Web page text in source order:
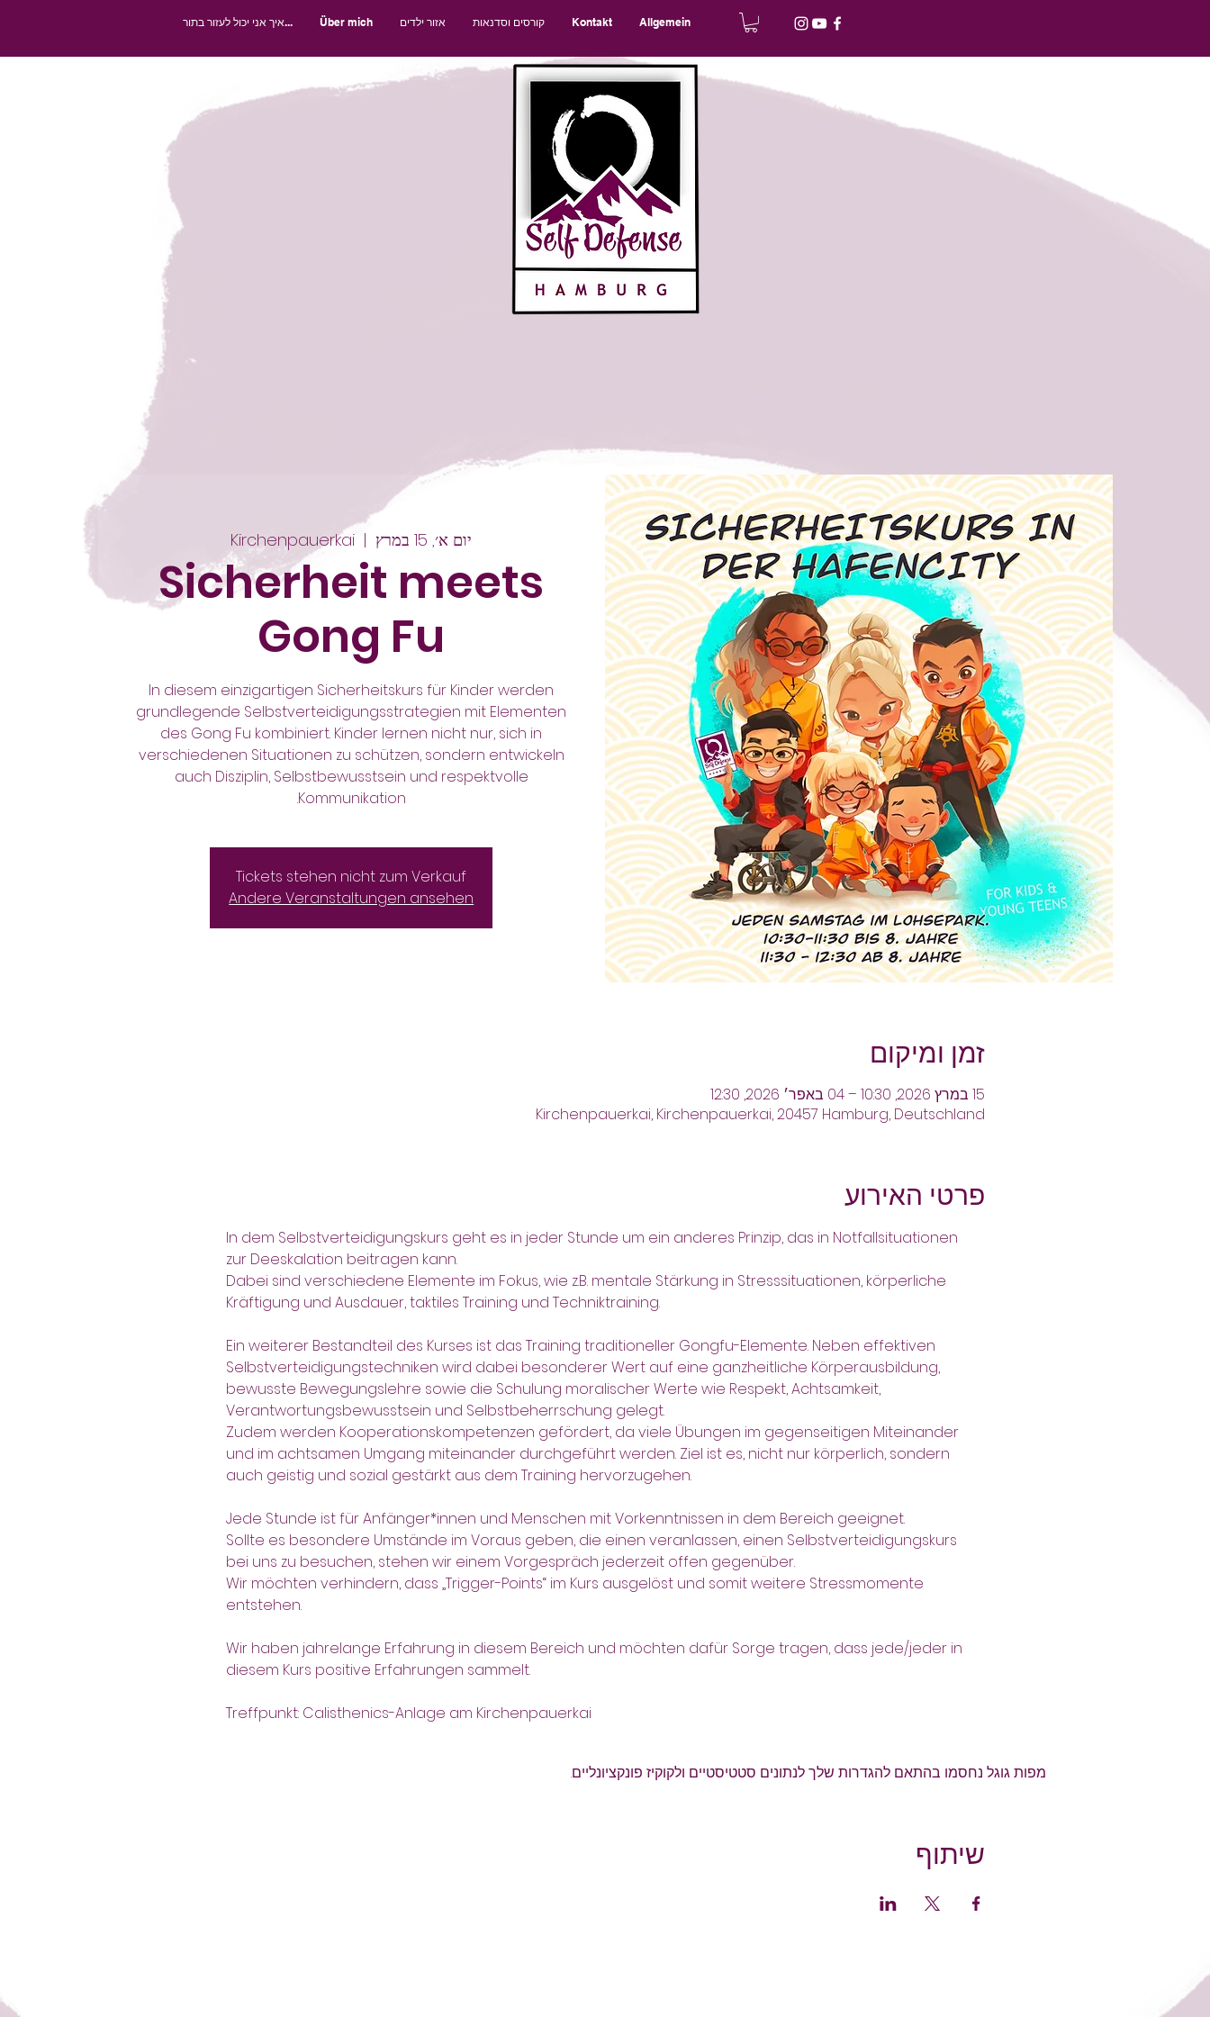
איך אני יכול לעזור בתור... Über mich אזור ילדים קורסים וסדנאות Kontakt Allgemein
יום א׳, 15 במרץ
  |
Kirchenpauerkai
Sicherheit meets
Gong Fu
In diesem einzigartigen Sicherheitskurs für Kinder werden
grundlegende Selbstverteidigungsstrategien mit Elementen
des Gong Fu kombiniert. Kinder lernen nicht nur, sich in
verschiedenen Situationen zu schützen, sondern entwickeln
auch Disziplin, Selbstbewusstsein und respektvolle
Kommunikation.
Tickets stehen nicht zum Verkauf
Andere Veranstaltungen ansehen
זמן ומיקום
15 במרץ 2026, 10:30 – 04 באפר׳ 2026, 12:30
Kirchenpauerkai, Kirchenpauerkai, 20457 Hamburg, Deutschland
פרטי האירוע
In dem Selbstverteidigungskurs geht es in jeder Stunde um ein anderes Prinzip, das in Notfallsituationen
zur Deeskalation beitragen kann.
Dabei sind verschiedene Elemente im Fokus, wie z.B. mentale Stärkung in Stresssituationen, körperliche
Kräftigung und Ausdauer, taktiles Training und Techniktraining.
Ein weiterer Bestandteil des Kurses ist das Training traditioneller Gongfu-Elemente. Neben effektiven
Selbstverteidigungstechniken wird dabei besonderer Wert auf eine ganzheitliche Körperausbildung,
bewusste Bewegungslehre sowie die Schulung moralischer Werte wie Respekt, Achtsamkeit,
Verantwortungsbewusstsein und Selbstbeherrschung gelegt.
Zudem werden Kooperationskompetenzen gefördert, da viele Übungen im gegenseitigen Miteinander
und im achtsamen Umgang miteinander durchgeführt werden. Ziel ist es, nicht nur körperlich, sondern
auch geistig und sozial gestärkt aus dem Training hervorzugehen.
Jede Stunde ist für Anfänger*innen und Menschen mit Vorkenntnissen in dem Bereich geeignet.
Sollte es besondere Umstände im Voraus geben, die einen veranlassen, einen Selbstverteidigungskurs
bei uns zu besuchen, stehen wir einem Vorgespräch jederzeit offen gegenüber.
Wir möchten verhindern, dass „Trigger-Points“ im Kurs ausgelöst und somit weitere Stressmomente
entstehen.
Wir haben jahrelange Erfahrung in diesem Bereich und möchten dafür Sorge tragen, dass jede/jeder in
diesem Kurs positive Erfahrungen sammelt.
Treffpunkt: Calisthenics-Anlage am Kirchenpauerkai
מפות גוגל נחסמו בהתאם להגדרות שלך לנתונים סטטיסטיים ולקוקיז פונקציונליים.
שיתוף